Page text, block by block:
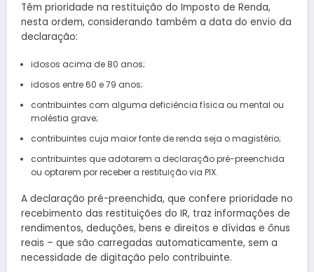
Têm prioridade na restituição do Imposto de Renda,
nesta ordem, considerando também a data do envio da
declaração:
idosos acima de 80 anos;
idosos entre 60 e 79 anos;
contribuintes com alguma deficiência física ou mental ou
moléstia grave;
contribuintes cuja maior fonte de renda seja o magistério;
contribuintes que adotarem a declaração pré-preenchida
ou optarem por receber a restituição via PIX.
A declaração pré-preenchida, que confere prioridade no
recebimento das restituições do IR, traz informações de
rendimentos, deduções, bens e direitos e dívidas e ônus
reais – que são carregadas automaticamente, sem a
necessidade de digitação pelo contribuinte.